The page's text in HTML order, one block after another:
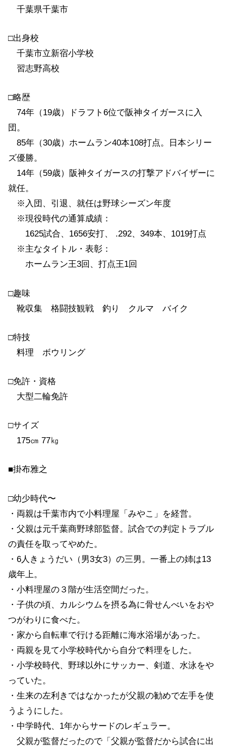
千葉県千葉市
□出身校
千葉市立新宿小学校
習志野高校
□略歴
74年（19歳）ドラフト6位で阪神タイガースに入
団。
85年（30歳）ホームラン40本108打点。日本シリー
ズ優勝。
14年（59歳）阪神タイガースの打撃アドバイザーに
就任。
※入団、引退、就任は野球シーズン年度
※現役時代の通算成績：
1625試合、1656安打、 .292、349本、1019打点
※主なタイトル・表彰：
ホームラン王3回、打点王1回
□趣味
靴収集 格闘技観戦 釣り クルマ バイク
□特技
料理 ボウリング
□免許・資格
大型二輪免許
□サイズ
175㎝ 77㎏
■掛布雅之
□幼少時代〜
・両親は千葉市内で小料理屋「みやこ」を経営。
・父親は元千葉商野球部監督。試合での判定トラブル
の責任を取ってやめた。
・6人きょうだい（男3女3）の三男。一番上の姉は13
歳年上。
・小料理屋の３階が生活空間だった。
・子供の頃、カルシウムを摂る為に骨せんべいをおや
つがわりに食べた。
・家から自転車で行ける距離に海水浴場があった。
・両親を見て小学校時代から自分で料理をした。
・小学校時代、野球以外にサッカー、剣道、水泳をや
っていた。
・生来の左利きではなかったが父親の勧めで左手を使
うようにした。
・中学時代、1年からサードのレギュラー。
父親が監督だったので「父親が監督だから試合に出